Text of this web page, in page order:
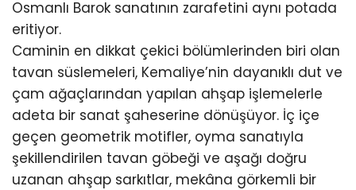
Osmanlı Barok sanatının zarafetini aynı potada
eritiyor.
Caminin en dikkat çekici bölümlerinden biri olan
tavan süslemeleri, Kemaliye’nin dayanıklı dut ve
çam ağaçlarından yapılan ahşap işlemelerle
adeta bir sanat şaheserine dönüşüyor. İç içe
geçen geometrik motifler, oyma sanatıyla
şekillendirilen tavan göbeği ve aşağı doğru
uzanan ahşap sarkıtlar, mekâna görkemli bir